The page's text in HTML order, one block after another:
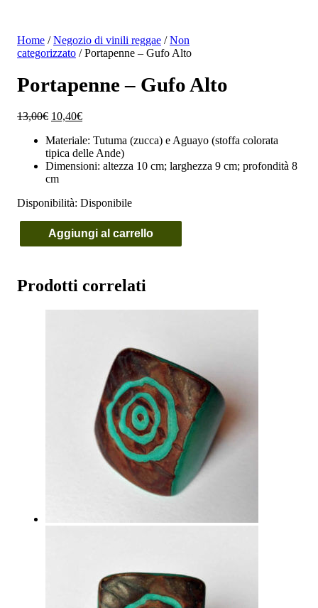
Home /Negozio di vinili reggae /Non
categorizzato / Portapenne – Gufo Alto
Portapenne – Gufo Alto
13,00€ Il
originale
era:
13,00€.
10,40€Il
attuale
è:
10,40€.
Materiale: Tutuma (zucca) e Aguayo (stoffa colorata
tipica delle Ande)
Dimensioni: altezza 10 cm; larghezza 9 cm; profondità 8
cm
Disponibilità: Disponibile
Portapenne
Alto
quantità
Aggiungi al carrello
Prodotti correlati